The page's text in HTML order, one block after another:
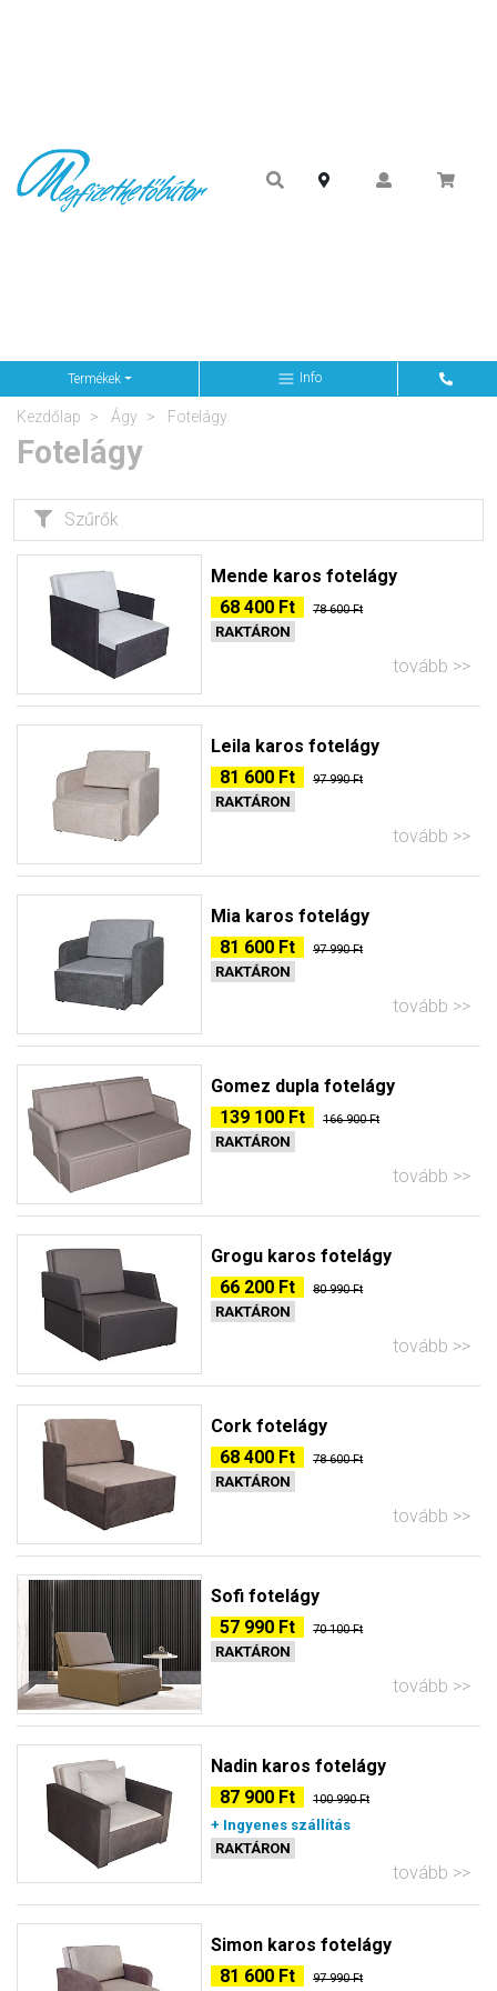
Termékek Info
Kezdőlap Ágy Fotelágy
Fotelágy
Szűrők
Mende karos fotelágy
68 400 Ft
78 600 Ft
RAKTÁRON
tovább
Leila karos fotelágy
81 600 Ft
97 990 Ft
RAKTÁRON
tovább
Mia karos fotelágy
81 600 Ft
97 990 Ft
RAKTÁRON
tovább
Gomez dupla fotelágy
139 100 Ft
166 900 Ft
RAKTÁRON
tovább
Grogu karos fotelágy
66 200 Ft
80 990 Ft
RAKTÁRON
tovább
Cork fotelágy
68 400 Ft
78 600 Ft
RAKTÁRON
tovább
Sofi fotelágy
57 990 Ft
70 100 Ft
RAKTÁRON
tovább
Nadin karos fotelágy
87 900 Ft
100 990 Ft
+ Ingyenes szállítás
RAKTÁRON
tovább
Simon karos fotelágy
81 600 Ft
97 990 Ft